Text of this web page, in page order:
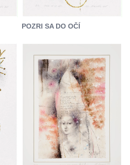
POZRI SA DO OČÍ